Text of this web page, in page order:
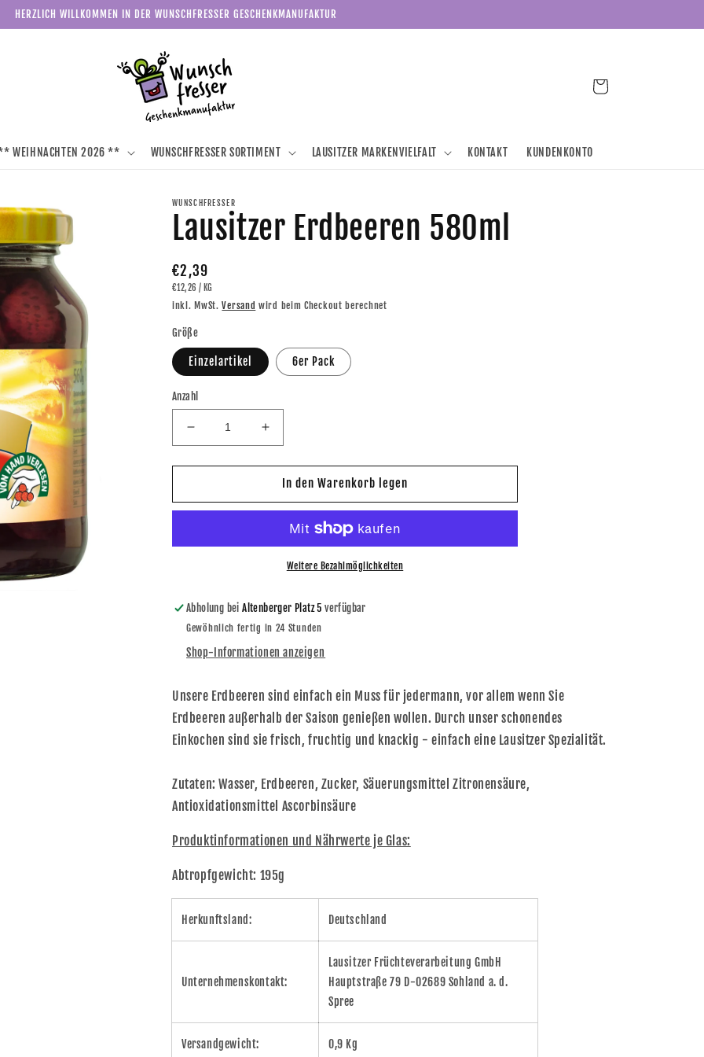
HERZLICH WILLKOMMEN IN DER WUNSCHFRESSER GESCHENKMANUFAKTUR
WEIHNACHTEN 2026 ** WUNSCHFRESSER SORTIMENT LAUSITZER MARKENVIELFALT KONTAKT KUNDENKONTO
Warenkorb
WUNSCHFRESSER
Lausitzer Erdbeeren 580ml
Normaler
Preis
€2,39
GRUNDPREIS
€12,26 / PRO
KG
inkl. MwSt.Versand wird beim Checkout berechnet
Größe
Einzelartikel 6er Pack
Anzahl
Verringere
die
Menge
Lausitzer
Erhöhe
die
Menge
Lausitzer
580ml
In den Warenkorb legen
Weitere Bezahlmöglichkeiten
Abholung beiAltenberger Platz 5 verfügbar
Gewöhnlich fertig in 24 Stunden
Shop-Informationen anzeigen
Unsere Erdbeeren sind einfach ein Muss für jedermann, vor allem wenn Sie
Erdbeeren außerhalb der Saison genießen wollen. Durch unser schonendes
Einkochen sind sie frisch, fruchtig und knackig - einfach eine Lausitzer Spezialität.
Zutaten: Wasser, Erdbeeren, Zucker, Säuerungsmittel Zitronensäure,
Antioxidationsmittel Ascorbinsäure
Produktinformationen und Nährwerte je Glas:
Abtropfgewicht: 195g
Herkunftsland: Deutschland
Unternehmenskontakt:
Lausitzer Früchteverarbeitung GmbH
Hauptstraße 79 D-02689 Sohland a. d.
Spree
Versandgewicht: 0,9 Kg